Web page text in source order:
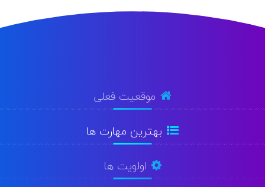
موقعیت فعلی
بهترین مهارت ها
اولویت ها